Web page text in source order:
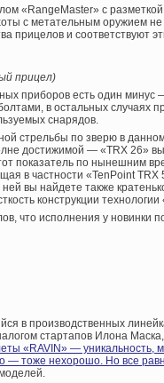
«RangeMaster» с
с метательным оружием
прицелов и соответствуют
прицел)
приборов есть один минус
в остальных случаях
снарядов.
стрельбы по зверю в
достижимой — «TRX 26»
показатель по нынешним
в частности «TenPoint
вы найдете также
конструкции технологии
что исполнения у новинки
в производственных
стартапов Илона
«RAVIN» — уникальность,
— тоже нехорошо. Но все